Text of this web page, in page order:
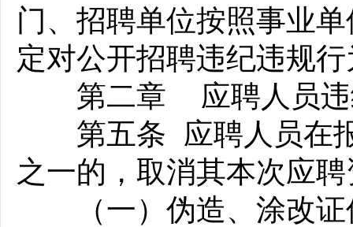
门、招聘单位按照事业
定对公开招聘违纪违规
第二章 应聘人员违
第五条 应聘人员在报
之一的，取消其本次应
（一）伪造、涂改证